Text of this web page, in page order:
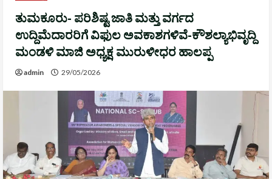
ತುಮಕೂರು- ಪರಿಶಿಷ್ಟ ಜಾತಿ ಮತ್ತು ವರ್ಗದ
ಉದ್ದಿಮೆದಾರರಿಗೆ ವಿಫುಲ ಅವಕಾಶಗಳಿವೆ-ಕೌಶಲ್ಯಾಭಿವೃದ್ದಿ
ಮಂಡಳಿ ಮಾಜಿ ಅಧ್ಯಕ್ಷ ಮುರುಳೀಧರ ಹಾಲಪ್ಪ
admin 29/05/2026